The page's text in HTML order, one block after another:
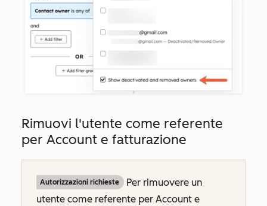
Rimuovi l'utente come referente
per Account e fatturazione
Autorizzazioni richieste
Per rimuovere un
utente come referente per Account e